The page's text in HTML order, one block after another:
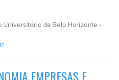
Universitário de Belo Horizonte -
EMPRESAS E